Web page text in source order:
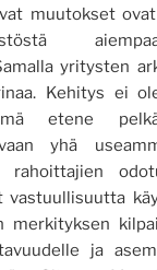
muutokset
yritysten
Kehitys ei
etene
yhä
rahoittajien
vastuullisuutta
merkityksen
ja